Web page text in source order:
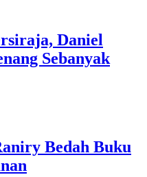
Daniel
Sebanyak
Bedah Buku